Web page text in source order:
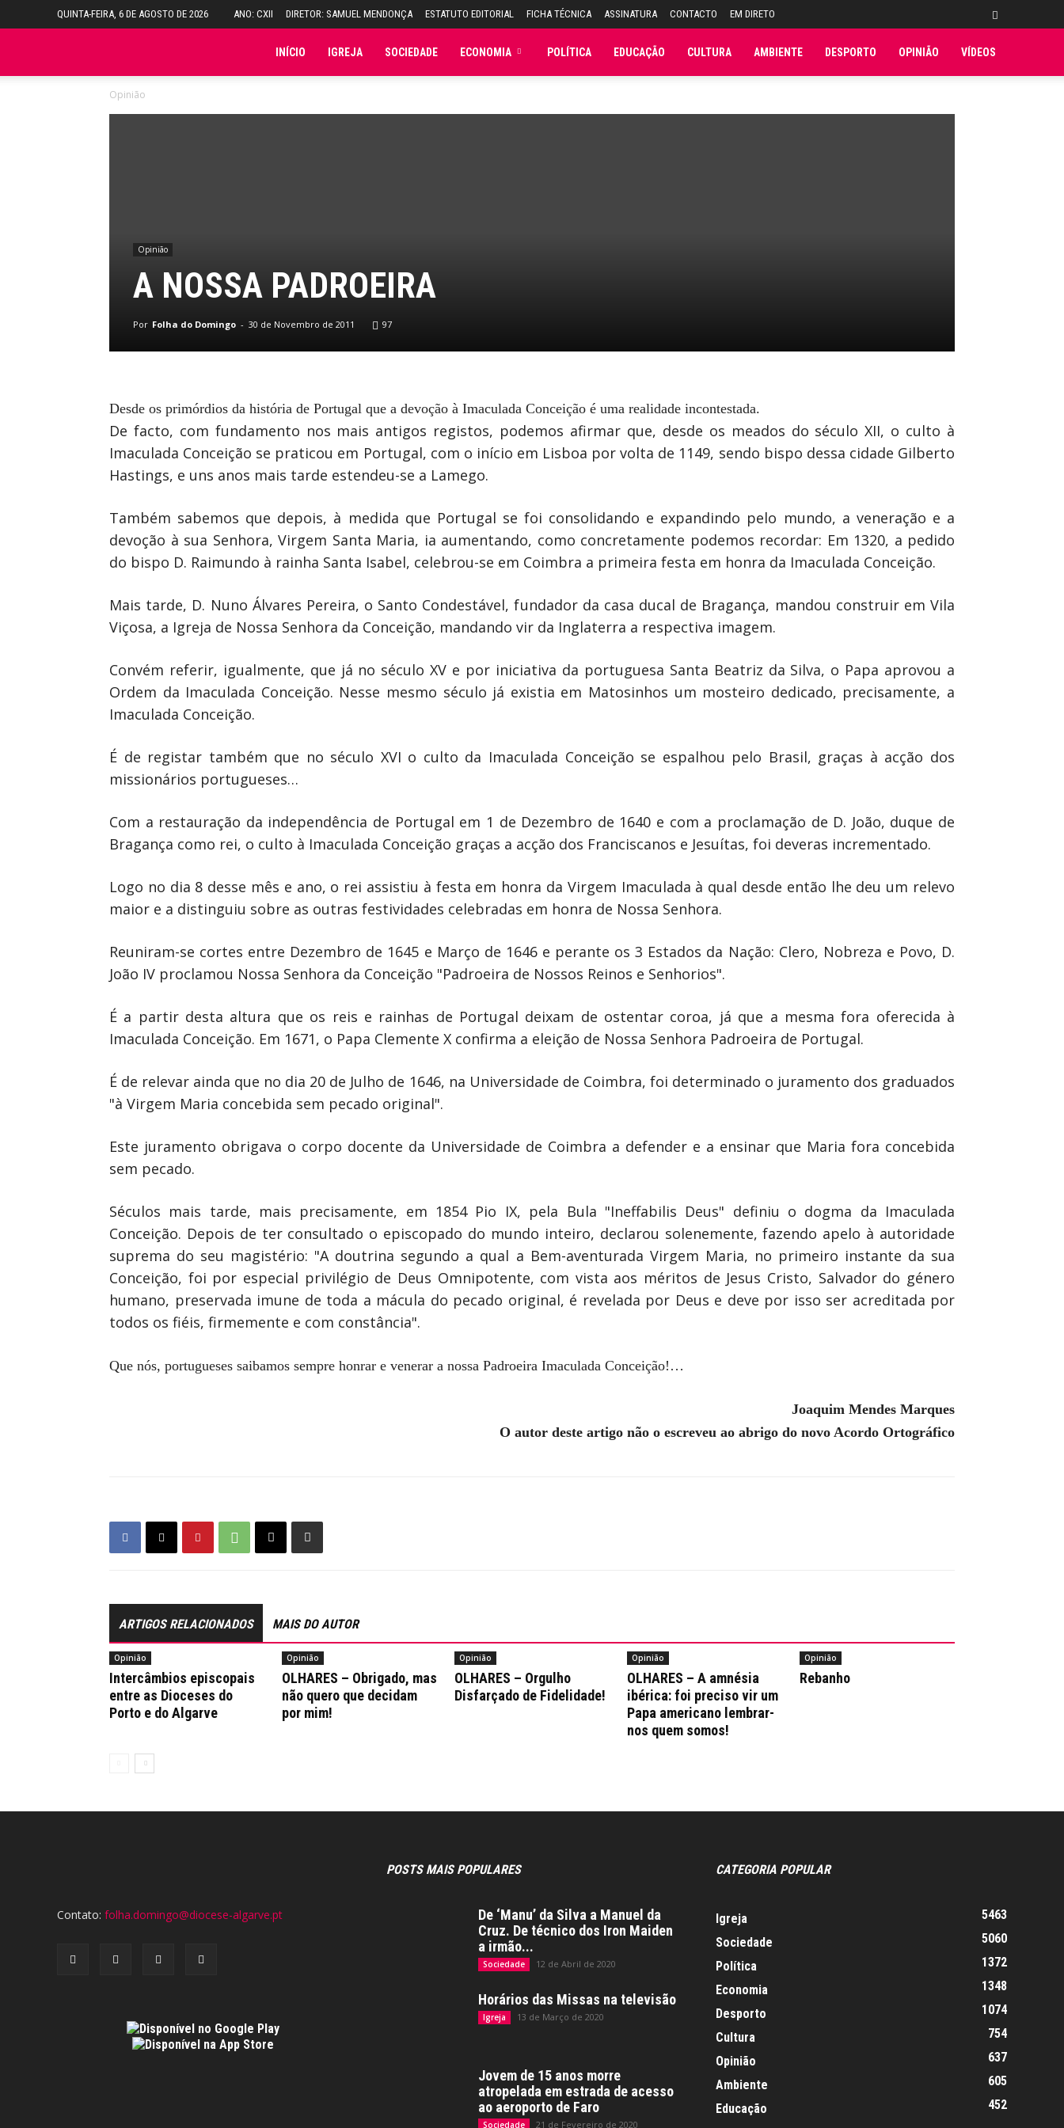
QUINTA-FEIRA, 6 DE AGOSTO DE 2026 ANO: CXII DIRETOR: SAMUEL MENDONÇA ESTATUTO EDITORIAL FICHA TÉCNICA ASSINATURA CONTACTO EM DIRETO
INÍCIO IGREJA SOCIEDADE ECONOMIA POLÍTICA EDUCAÇÃO CULTURA AMBIENTE DESPORTO OPINIÃO VÍDEOS
Opinião
Opinião
A NOSSA PADROEIRA
Por Folha do Domingo - 30 de Novembro de 2011 97
Desde os primórdios da história de Portugal que a devoção à Imaculada Conceição é uma realidade incontestada.
De facto, com fundamento nos mais antigos registos, podemos afirmar que, desde os meados do século XII, o culto à
Imaculada Conceição se praticou em Portugal, com o início em Lisboa por volta de 1149, sendo bispo dessa cidade Gilberto
Hastings, e uns anos mais tarde estendeu-se a Lamego.
Também sabemos que depois, à medida que Portugal se foi consolidando e expandindo pelo mundo, a veneração e a
devoção à sua Senhora, Virgem Santa Maria, ia aumentando, como concretamente podemos recordar: Em 1320, a pedido
do bispo D. Raimundo à rainha Santa Isabel, celebrou-se em Coimbra a primeira festa em honra da Imaculada Conceição.
Mais tarde, D. Nuno Álvares Pereira, o Santo Condestável, fundador da casa ducal de Bragança, mandou construir em Vila
Viçosa, a Igreja de Nossa Senhora da Conceição, mandando vir da Inglaterra a respectiva imagem.
Convém referir, igualmente, que já no século XV e por iniciativa da portuguesa Santa Beatriz da Silva, o Papa aprovou a
Ordem da Imaculada Conceição. Nesse mesmo século já existia em Matosinhos um mosteiro dedicado, precisamente, a
Imaculada Conceição.
É de registar também que no século XVI o culto da Imaculada Conceição se espalhou pelo Brasil, graças à acção dos
missionários portugueses…
Com a restauração da independência de Portugal em 1 de Dezembro de 1640 e com a proclamação de D. João, duque de
Bragança como rei, o culto à Imaculada Conceição graças a acção dos Franciscanos e Jesuítas, foi deveras incrementado.
Logo no dia 8 desse mês e ano, o rei assistiu à festa em honra da Virgem Imaculada à qual desde então lhe deu um relevo
maior e a distinguiu sobre as outras festividades celebradas em honra de Nossa Senhora.
Reuniram-se cortes entre Dezembro de 1645 e Março de 1646 e perante os 3 Estados da Nação: Clero, Nobreza e Povo, D.
João IV proclamou Nossa Senhora da Conceição "Padroeira de Nossos Reinos e Senhorios".
É a partir desta altura que os reis e rainhas de Portugal deixam de ostentar coroa, já que a mesma fora oferecida à
Imaculada Conceição. Em 1671, o Papa Clemente X confirma a eleição de Nossa Senhora Padroeira de Portugal.
É de relevar ainda que no dia 20 de Julho de 1646, na Universidade de Coimbra, foi determinado o juramento dos graduados
"à Virgem Maria concebida sem pecado original".
Este juramento obrigava o corpo docente da Universidade de Coimbra a defender e a ensinar que Maria fora concebida
sem pecado.
Séculos mais tarde, mais precisamente, em 1854 Pio IX, pela Bula "Ineffabilis Deus" definiu o dogma da Imaculada
Conceição. Depois de ter consultado o episcopado do mundo inteiro, declarou solenemente, fazendo apelo à autoridade
suprema do seu magistério: "A doutrina segundo a qual a Bem-aventurada Virgem Maria, no primeiro instante da sua
Conceição, foi por especial privilégio de Deus Omnipotente, com vista aos méritos de Jesus Cristo, Salvador do género
humano, preservada imune de toda a mácula do pecado original, é revelada por Deus e deve por isso ser acreditada por
todos os fiéis, firmemente e com constância".
Que nós, portugueses saibamos sempre honrar e venerar a nossa Padroeira Imaculada Conceição!…
Joaquim Mendes Marques
O autor deste artigo não o escreveu ao abrigo do novo Acordo Ortográfico
ARTIGOS RELACIONADOS MAIS DO AUTOR
Opinião
Intercâmbios episcopais
entre as Dioceses do
Porto e do Algarve
Opinião
OLHARES – Obrigado, mas
não quero que decidam
por mim!
Opinião
OLHARES – Orgulho
Disfarçado de Fidelidade!
Opinião
OLHARES – A amnésia
ibérica: foi preciso vir um
Papa americano lembrar-
nos quem somos!
Opinião
Rebanho
Contato: folha.domingo@diocese-algarve.pt
POSTS MAIS POPULARES
De ‘Manu’ da Silva a Manuel da
Cruz. De técnico dos Iron Maiden
a irmão...
Sociedade 12 de Abril de 2020
Horários das Missas na televisão
Igreja 13 de Março de 2020
Jovem de 15 anos morre
atropelada em estrada de acesso
ao aeroporto de Faro
Sociedade 21 de Fevereiro de 2020
CATEGORIA POPULAR
Igreja
5463
Sociedade
5060
Política
1372
Economia
1348
Desporto
1074
Cultura
754
Opinião
637
Ambiente
605
Educação
452